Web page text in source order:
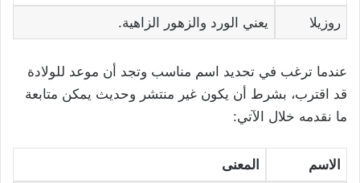
روزيلا يعني الورد والزهور الزاهية.
عندما ترغب في تحديد اسم مناسب وتجد أن موعد للولادة
قد اقترب، بشرط أن يكون غير منتشر وحديث يمكن متابعة
ما نقدمه خلال الآتي:
الاسم المعنى